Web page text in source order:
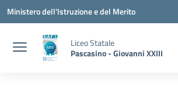
Vai ai contenuti
Vai al menu di navigazione
Vai al footer
Ministero dell'Istruzione e del Merito
Liceo Statale
Pascasino - Giovanni XXIII